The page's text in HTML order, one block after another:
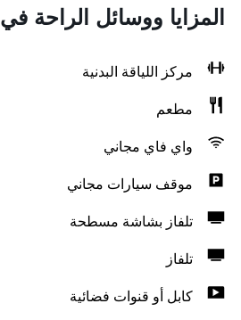
المزايا ووسائل الراحة في Fallerhof
مركز اللياقة البدنية
مطعم
واي فاي مجاني
موقف سيارات مجاني
تلفاز بشاشة مسطحة
تلفاز
كابل أو قنوات فضائية